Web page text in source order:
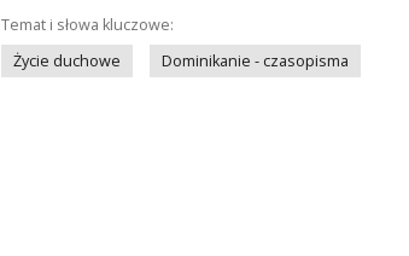
Temat i słowa kluczowe:
Życie duchowe
Dominikanie - czasopisma